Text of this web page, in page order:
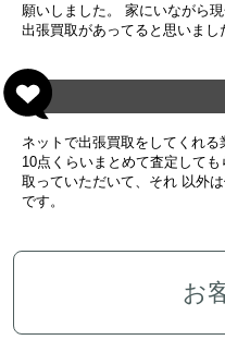
願いしました。 家にいながら
出張買取があってると思いまし
ネットで出張買取をしてくれる
10点くらいまとめて査定して
取っていただいて、それ 以外
です。
お